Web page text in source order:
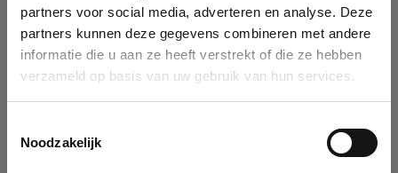
partners voor social media, adverteren en analyse. Deze
partners kunnen deze gegevens combineren met andere
informatie die u aan ze heeft verstrekt of die ze hebben
verzameld op basis van uw gebruik van hun services.
Noodzakelijk
Please fill in your company details
You can search a company in our database by name, VAT or
enterprise ID. When a company is selected it will auto-complete the
form. If you don't find your company in our database, you can create
Bekijk details